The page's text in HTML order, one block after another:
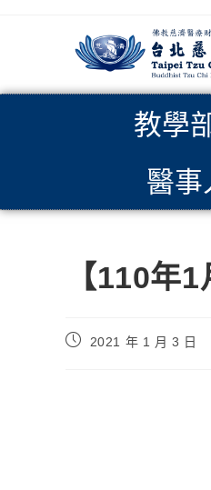
教學
醫事
【110年
2021 年 1 月 3 日